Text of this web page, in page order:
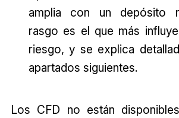
amplia con un depósito
rasgo es el que más
riesgo, y se explica
apartados siguientes.
Los CFD no están